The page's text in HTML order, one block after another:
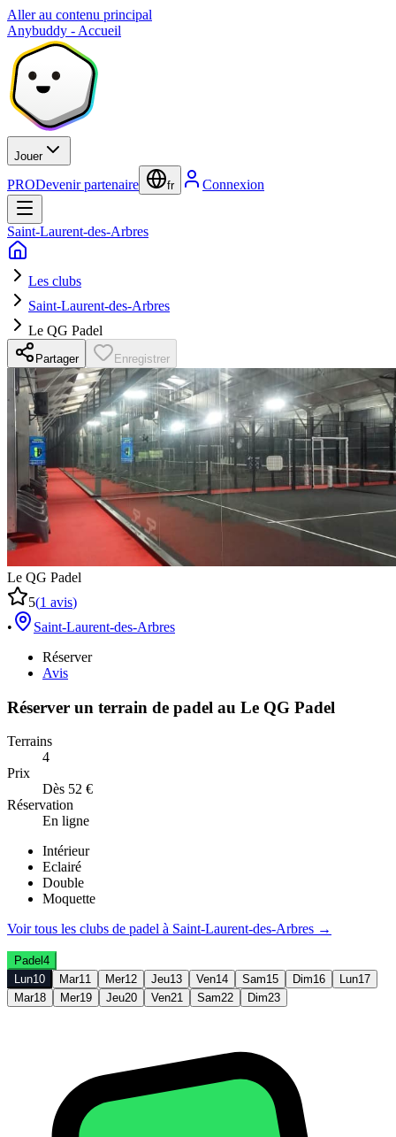
Aller au contenu principal
Anybuddy - Accueil
Jouer
PRODevenir partenaire fr Connexion
Saint-Laurent-des-Arbres
Les clubs
Saint-Laurent-des-Arbres
Le QG Padel
Partager Enregistrer
Le QG Padel
5(1 avis)
•
Saint-Laurent-des-Arbres
Réserver
Avis
Réserver un terrain de padel au Le QG Padel
Terrains
4
Prix
Dès 52 €
Réservation
En ligne
Intérieur
Eclairé
Double
Moquette
Voir tous les clubs de padel à Saint-Laurent-des-Arbres →
Padel 4
Lun10 Mar11 Mer12 Jeu13 Ven14 Sam15 Dim16 Lun17
Mar18 Mer19 Jeu20 Ven21 Sam22 Dim23